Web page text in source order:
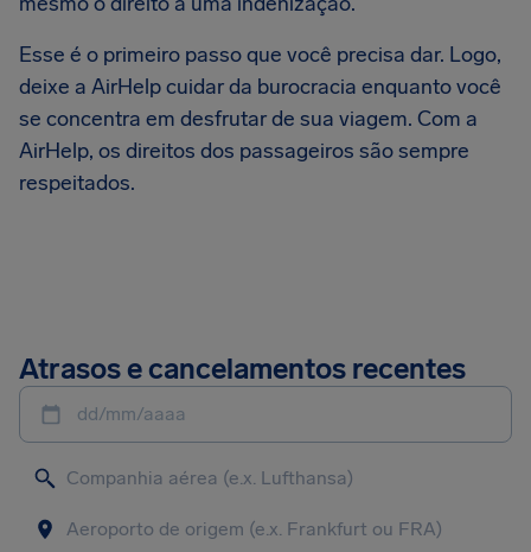
Esse é o primeiro passo que você precisa dar. Logo,
deixe a AirHelp cuidar da burocracia enquanto você
se concentra em desfrutar de sua viagem. Com a
AirHelp, os direitos dos passageiros são sempre
respeitados.
Atrasos e cancelamentos recentes
dd/mm/aaaa